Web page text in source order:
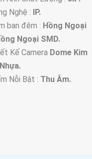
Nghệ : IP.
ban đêm : Hồng Ngoại
Ngoại SMD.
Kế Camera Dome Kim
Nỗi Bật : Thu Âm.